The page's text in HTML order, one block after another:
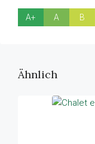
A+ A B
Ähnlich